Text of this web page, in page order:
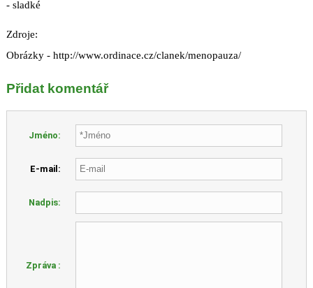
- sladké
Zdroje:
Obrázky - http://www.ordinace.cz/clanek/menopauza/
Přidat komentář
Jméno:
E-mail:
Nadpis:
Zpráva :